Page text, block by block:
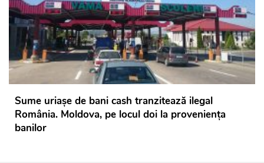
Sume uriașe de bani cash tranzitează ilegal
România. Moldova, pe locul doi la proveniența
banilor